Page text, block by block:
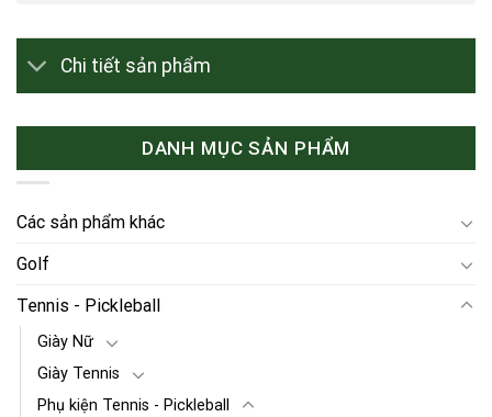
Chi tiết sản phẩm
DANH MỤC SẢN PHẨM
Các sản phẩm khác
Golf
Tennis - Pickleball
Giày Nữ
Giày Tennis
Phụ kiện Tennis - Pickleball